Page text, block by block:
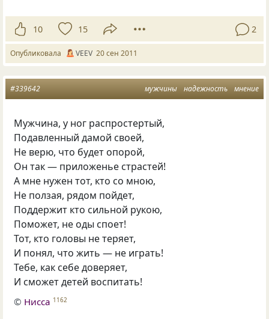
10 15 2
Опубликовала VEEV 20 сен 2011
мужчины надежность мнение
#339642
Мужчина, у ног распростертый,
Подавленный дамой своей,
Не верю, что будет опорой,
Он так — приложенье страстей!
А мне нужен тот, кто со мною,
Не ползая, рядом пойдет,
Поддержит кто сильной рукою,
Поможет, не оды споет!
Тот, кто головы не теряет,
И понял, что жить — не играть!
Тебе, как себе доверяет,
И сможет детей воспитать!
© Нисса 1162